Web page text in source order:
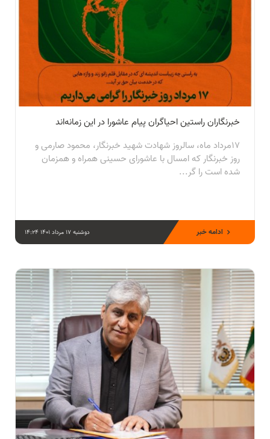
خبرنگاران راستین احیاگران پیام عاشورا در این زمانه‌اند
۱۷مرداد ماه، سالروز شهادت شهید خبرنگار، محمود صارمی و
روز خبرنگار که امسال با عاشورای حسینی همراه و همزمان
شده است را گر...
دوشنبه 17 مرداد 1401 14:24 ادامه خبر